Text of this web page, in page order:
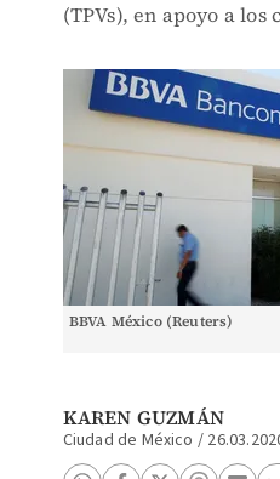
(TPVs), en apoyo a los
BBVA México (Reuters)
KAREN GUZMÁN
Ciudad de México /